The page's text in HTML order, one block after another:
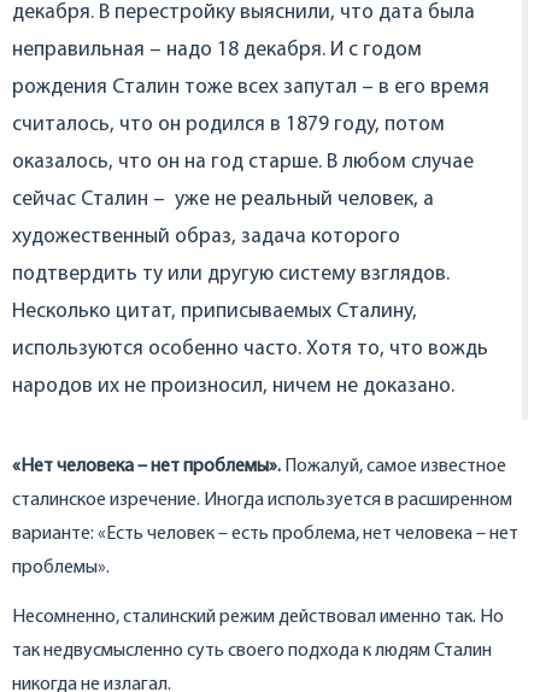
декабря. В перестройку выяснили, что дата была
неправильная – надо 18 декабря. И с годом
рождения Сталин тоже всех запутал – в его время
считалось, что он родился в 1879 году, потом
оказалось, что он на год старше. В любом случае
сейчас Сталин – уже не реальный человек, а
художественный образ, задача которого
подтвердить ту или другую систему взглядов.
Несколько цитат, приписываемых Сталину,
используются особенно часто. Хотя то, что вождь
народов их не произносил, ничем не доказано.
«Нет человека – нет проблемы».
Пожалуй, самое известное
сталинское изречение. Иногда используется в расширенном
варианте: «Есть человек – есть проблема, нет человека – нет
проблемы».
Несомненно, сталинский режим действовал именно так. Но
так недвусмысленно суть своего подхода к людям Сталин
никогда не излагал.